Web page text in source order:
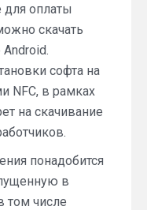
оплаты
скачать
софта на
NFC, в рамках
на скачивание
понадобится
в
том числе